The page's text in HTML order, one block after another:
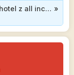
Sardynia w wakacje: Komfortowy 4* hotel z all inclusive w pobliżu kilku plaż za 3299 zł »